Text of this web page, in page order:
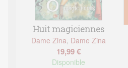
Huit magiciennes
Dame Zina, Dame Zina
19,99 €
Disponible